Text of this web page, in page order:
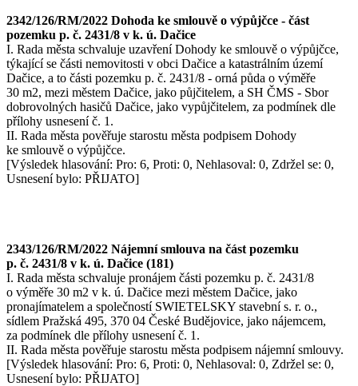
2342/126/RM/2022 Dohoda ke smlouvě o výpůjčce - část
pozemku p. č. 2431/8 v k. ú. Dačice
I. Rada města schvaluje uzavření Dohody ke smlouvě o výpůjčce,
týkající se části nemovitosti v obci Dačice a katastrálním území
Dačice, a to části pozemku p. č. 2431/8 - orná půda o výměře
30 m2, mezi městem Dačice, jako půjčitelem, a SH ČMS - Sbor
dobrovolných hasičů Dačice, jako vypůjčitelem, za podmínek dle
přílohy usnesení č. 1.
II. Rada města pověřuje starostu města podpisem Dohody
ke smlouvě o výpůjčce.
[Výsledek hlasování: Pro: 6, Proti: 0, Nehlasoval: 0, Zdržel se: 0,
Usnesení bylo: PŘIJATO]
2343/126/RM/2022 Nájemní smlouva na část pozemku
p. č. 2431/8 v k. ú. Dačice (181)
I. Rada města schvaluje pronájem části pozemku p. č. 2431/8
o výměře 30 m2 v k. ú. Dačice mezi městem Dačice, jako
pronajímatelem a společností SWIETELSKY stavební s. r. o.,
sídlem Pražská 495, 370 04 České Budějovice, jako nájemcem,
za podmínek dle přílohy usnesení č. 1.
II. Rada města pověřuje starostu města podpisem nájemní smlouvy.
[Výsledek hlasování: Pro: 6, Proti: 0, Nehlasoval: 0, Zdržel se: 0,
Usnesení bylo: PŘIJATO]